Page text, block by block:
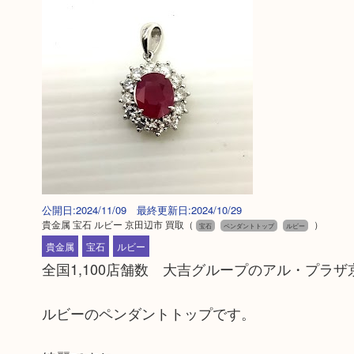
公開日:2024/11/09 最終更新日:2024/10/29
貴金属 宝石 ルビー 京田辺市 買取 （ 宝石 ペンダントトップ ルビー
）
貴金属
宝石 ルビー
全国1,100店舗数 大吉グループのアル・プラザ
ルビーのペンダントトップです。